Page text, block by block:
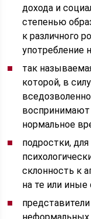
дохода и
степенью
к различного
употребление
так
которой, в
воспринимают
нормальное
подростки,
склонность к
на те или иные